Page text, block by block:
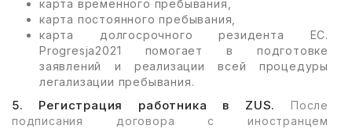
карта временного пребывания,
карта постоянного пребывания,
карта долгосрочного резидента ЕС.
Progresja2021 помогает в подготовке
заявлений и реализации всей процедуры
легализации пребывания.
5. Регистрация работника в ZUS.
После
подписания договора с иностранцем